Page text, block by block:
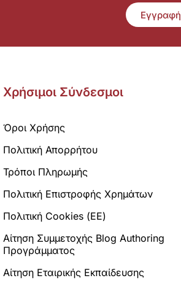
Εγγραφή
Χρήσιμοι Σύνδεσμοι
Όροι Χρήσης
Πολιτική Απορρήτου
Τρόποι Πληρωμής
Πολιτική Επιστροφής Χρημάτων
Πολιτική Cookies (ΕΕ)
Αίτηση Συμμετοχής Blog Authoring
Προγράμματος
Αίτηση Εταιρικής Εκπαίδευσης